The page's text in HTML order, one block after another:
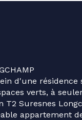
d'une résidence
verts, à
T2 Suresnes
appartement